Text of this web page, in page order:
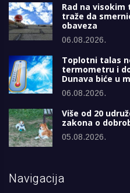
Rad na
traže da
obaveza
06.08.2026.
Toplotni talas
termometru i
Dunava biće u
06.08.2026.
Više od 20
zakona o
05.08.2026.
Navigacija